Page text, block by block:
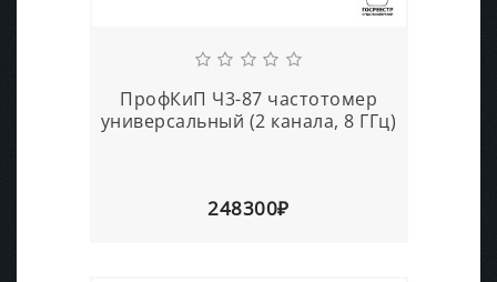
ПрофКиП Ч3-87 частотомер
универсальный (2 канала, 8 ГГц)
248300₽